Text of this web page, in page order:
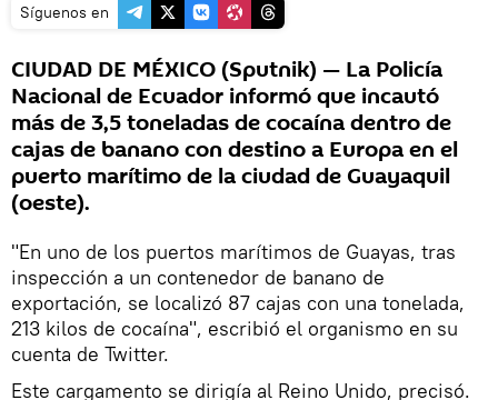
Síguenos en
CIUDAD DE MÉXICO (Sputnik) — La Policía
Nacional de Ecuador informó que incautó
más de 3,5 toneladas de cocaína dentro de
cajas de banano con destino a Europa en el
puerto marítimo de la ciudad de Guayaquil
(oeste).
"En uno de los puertos marítimos de Guayas, tras
inspección a un contenedor de banano de
exportación, se localizó 87 cajas con una tonelada,
213 kilos de cocaína", escribió el organismo en su
cuenta de Twitter.
Este cargamento se dirigía al Reino Unido, precisó.